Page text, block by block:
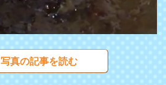
写真の記事を読む